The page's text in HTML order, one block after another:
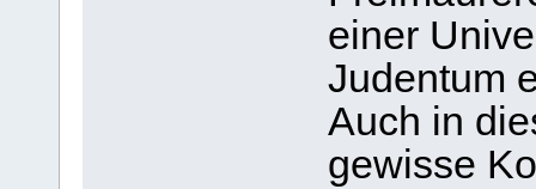
einer
Judentum
Auch in
gewisse